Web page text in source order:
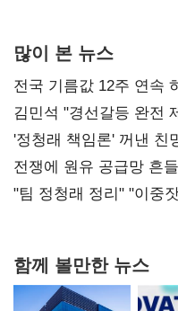
많이 본 뉴스
전국 기름값 12주 연속
김민석 "경선갈등 완전
사과부터"
'정청래 책임론' 꺼낸
때리기
전쟁에 원유 공급망 흔
핵심으로 재부상
"팀 정청래 정리" "이중
함께 볼만한 뉴스